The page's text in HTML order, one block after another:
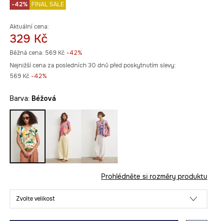
-42% FINAL SALE
Aktuální cena:
329 Kč
Běžná cena: 569 Kč -42%
Nejnižší cena za posledních 30 dnů před poskytnutím slevy:
569 Kč -42%
Barva: béžová
Prohlédněte si rozměry produktu
Zvolte velikost